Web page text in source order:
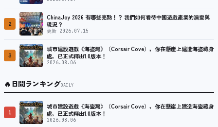
2
ChinaJoy 2026 有哪些亮點！？ 我們如何看待中國遊戲產業的演變與
現況？
更新 2026.07.15
3
城市建設遊戲《海盜灣》（Corsair Cove），你在懸崖上建造海盜藏身
處，已正式釋出1.0版本！
2026.08.06
🔥日間ランキングDAILY
1
城市建設遊戲《海盜灣》（Corsair Cove），你在懸崖上建造海盜藏身
處，已正式釋出1.0版本！
2026.08.06